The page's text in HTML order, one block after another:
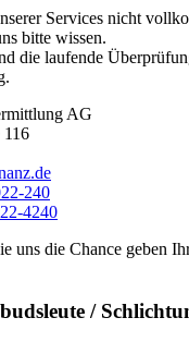
Services nicht
bitte wissen.
die laufende
AG
116
240
4240
uns die Chance geben
/